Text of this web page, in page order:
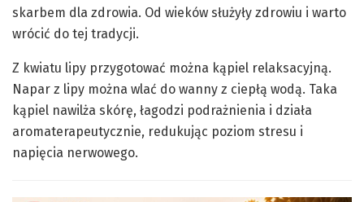
skarbem dla zdrowia. Od wieków służyły zdrowiu i warto
wrócić do tej tradycji.
Z kwiatu lipy przygotować można kąpiel relaksacyjną.
Napar z lipy można wlać do wanny z ciepłą wodą. Taka
kąpiel nawilża skórę, łagodzi podrażnienia i działa
aromaterapeutycznie, redukując poziom stresu i
napięcia nerwowego.